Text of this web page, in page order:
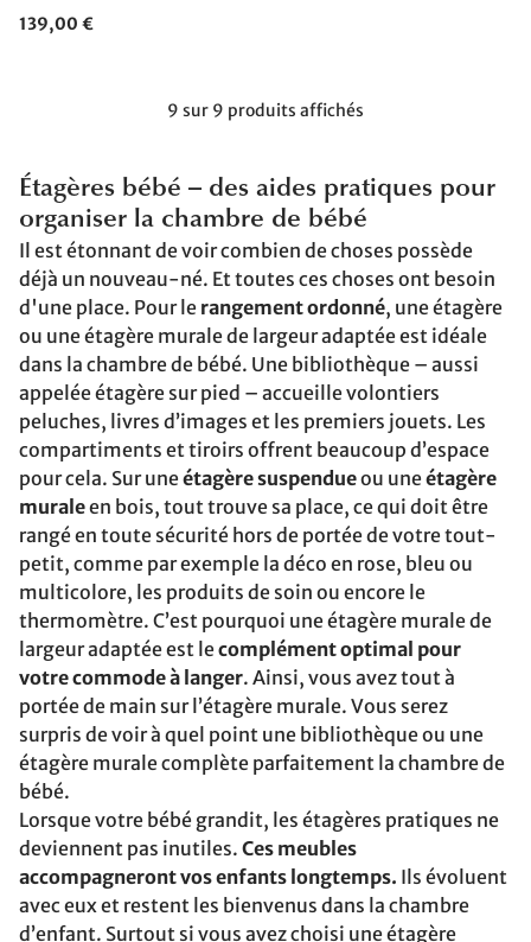
139,00 €
9 sur 9 produits affichés
Étagères bébé – des aides pratiques pour
organiser la chambre de bébé
Il est étonnant de voir combien de choses possède
déjà un nouveau-né. Et toutes ces choses ont besoin
d'une place. Pour le rangement ordonné, une étagère
ou une étagère murale de largeur adaptée est idéale
dans la chambre de bébé. Une bibliothèque – aussi
appelée étagère sur pied – accueille volontiers
peluches, livres d’images et les premiers jouets. Les
compartiments et tiroirs offrent beaucoup d’espace
pour cela. Sur uneétagère suspendueou uneétagère
muraleen bois, tout trouve sa place, ce qui doit être
rangé en toute sécurité hors de portée de votre tout-
petit, comme par exemple la déco en rose, bleu ou
multicolore, les produits de soin ou encore le
thermomètre. C’est pourquoi une étagère murale de
largeur adaptée est lecomplément optimal pour
votre commode à langer. Ainsi, vous avez tout à
portée de main sur l’étagère murale. Vous serez
surpris de voir à quel point une bibliothèque ou une
étagère murale complète parfaitement la chambre de
bébé.
Lorsque votre bébé grandit, les étagères pratiques ne
deviennent pas inutiles. Ces meubles
accompagneront vos enfants longtemps. Ils évoluent
avec eux et restent les bienvenus dans la chambre
d’enfant. Surtout si vous avez choisi une étagère